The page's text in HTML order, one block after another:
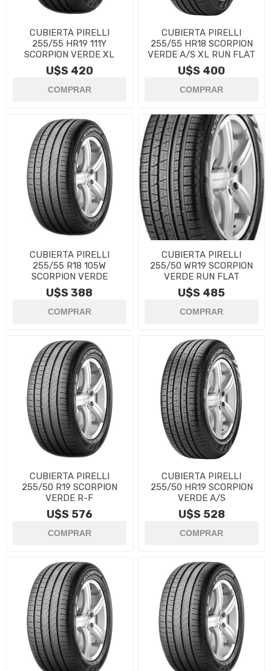
CUBIERTA PIRELLI
255/55 HR19 111Y
SCORPION VERDE XL
U$S 420
CUBIERTA PIRELLI
255/55 HR18 SCORPION
VERDE A/S XL RUN FLAT
U$S 400
CUBIERTA PIRELLI
255/55 R18 105W
SCORPION VERDE
U$S 388
CUBIERTA PIRELLI
255/50 WR19 SCORPION
VERDE RUN FLAT
U$S 485
CUBIERTA PIRELLI
255/50 R19 SCORPION
VERDE R-F
U$S 576
CUBIERTA PIRELLI
255/50 HR19 SCORPION
VERDE A/S
U$S 528